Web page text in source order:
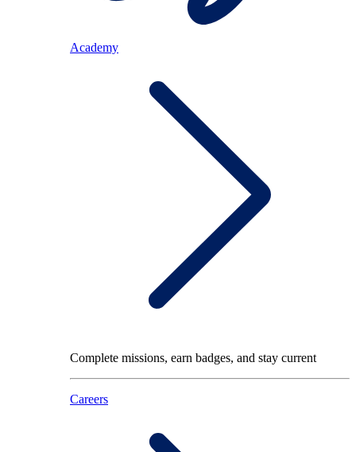
Academy
Complete missions, earn badges, and stay current
Careers